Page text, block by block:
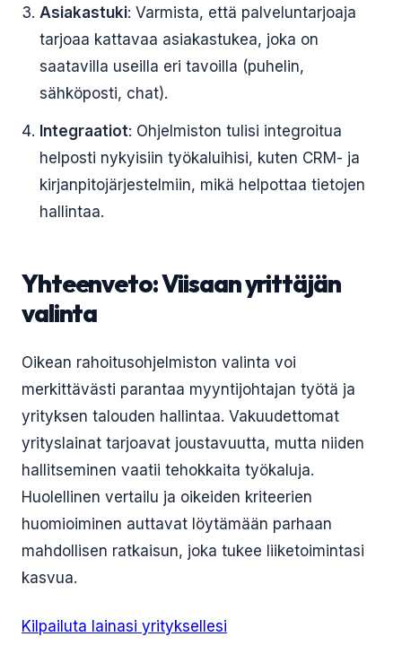
Asiakastuki: Varmista, että palveluntarjoaja
tarjoaa kattavaa asiakastukea, joka on
saatavilla useilla eri tavoilla (puhelin,
sähköposti, chat).
Integraatiot: Ohjelmiston tulisi integroitua
helposti nykyisiin työkaluihisi, kuten CRM- ja
kirjanpitojärjestelmiin, mikä helpottaa tietojen
hallintaa.
Yhteenveto: Viisaan yrittäjän
valinta
Oikean rahoitusohjelmiston valinta voi
merkittävästi parantaa myyntijohtajan työtä ja
yrityksen talouden hallintaa. Vakuudettomat
yrityslainat tarjoavat joustavuutta, mutta niiden
hallitseminen vaatii tehokkaita työkaluja.
Huolellinen vertailu ja oikeiden kriteerien
huomioiminen auttavat löytämään parhaan
mahdollisen ratkaisun, joka tukee liiketoimintasi
kasvua.
Kilpailuta lainasi yrityksellesi